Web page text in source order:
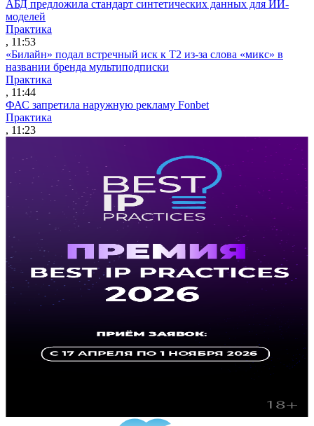
АБД предложила стандарт синтетических данных для ИИ-
моделей
Практика
, 11:53
«Билайн» подал встречный иск к Т2 из-за слова «микс» в
названии бренда мультиподписки
Практика
, 11:44
ФАС запретила наружную рекламу Fonbet
Практика
, 11:23